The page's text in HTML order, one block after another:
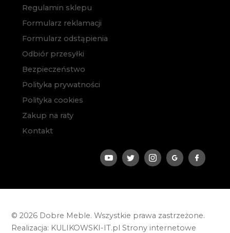
Regulamin sklepu
Formularz reklamacji
Formularz odstąpienia
Odbiór przesyłki
Bezpieczeństwo
Polityka prywatności
Polityka cookies
Zakup na raty
Kontakt
© 2026 Dobre Meble. Wszystkie prawa zastrzeżone.
Realizacja: KULIKOWSKI-IT.pl Strony internetowe